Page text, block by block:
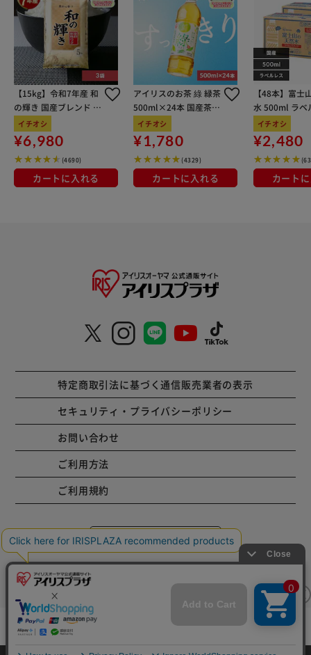
在庫切れ mail_outline入荷したらメールでお知らせ
【15kg】令和7年産 和
の輝き 国産ブレンド 5
kg×3袋
イチオシ
¥6,980
(4690)
カートに入れる
アイリスのお茶 綠 緑茶
500ml×24本 国産茶葉
100％使用
イチオシ
¥1,780
(4329)
カートに入れる
【48本】富士
水 500ml ラベ
イチオシ
¥2,480
カート
特定商取引法に基づく通信販売業者の表示
セキュリティ・プライバシーポリシー
お問い合わせ
ご利用方法
ご利用規約
コーポレートサイト